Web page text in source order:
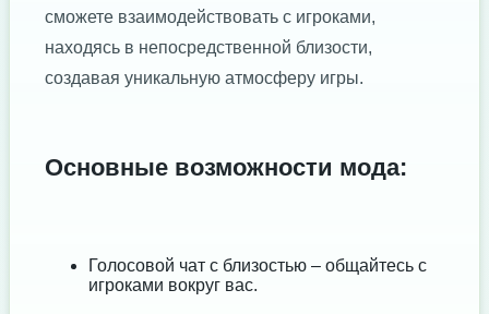
сможете взаимодействовать с игроками,
находясь в непосредственной близости,
создавая уникальную атмосферу игры.
Основные возможности мода:
Голосовой чат с близостью – общайтесь с
игроками вокруг вас.